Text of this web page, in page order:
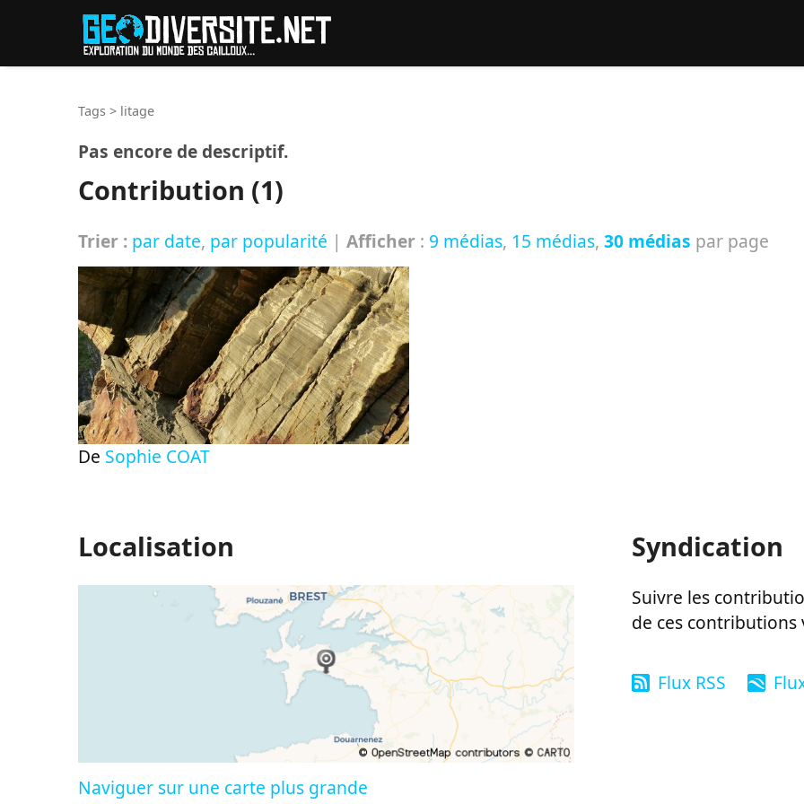
Tags > litage
Pas encore de descriptif.
Contribution (1)
Trier : par date, par popularité | Afficher : 9 médias, 15 médias, 30 médias par page
De Sophie COAT
Localisation
Naviguer sur une carte plus grande
Syndication
Suivre les
de ces
Flux RSS